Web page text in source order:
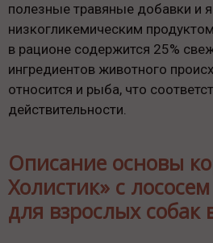
полезные травяные добавки и
низкогликемическим
в рационе содержится 25%
ингредиентов животного
относится и рыба, что
действительности.
Описание основы
Холистик» с
для взрослых собак